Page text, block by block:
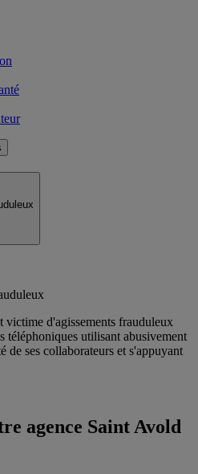
victime d'agissements frauduleux
téléphoniques utilisant abusivement
de ses collaborateurs et s'appuyant
agence Saint Avold